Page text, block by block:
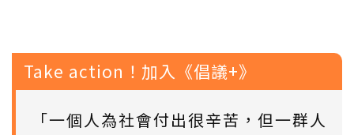
Take action！加入《倡議+》
「一個人為社會付出很辛苦，但一群人